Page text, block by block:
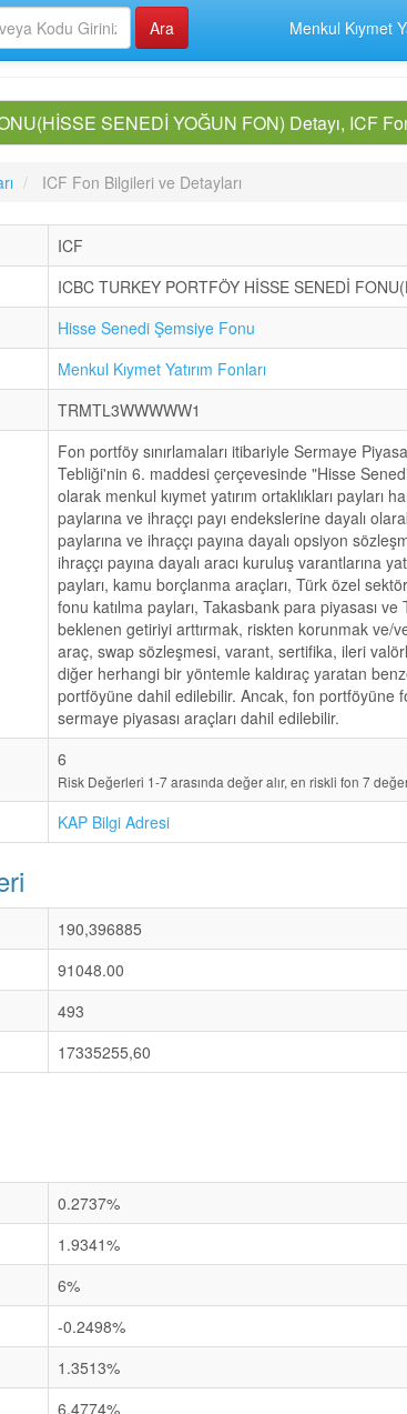
Menkul Kıymet
SENEDİ YOĞUN FON) Detayı, ICF
ICF Fon Bilgileri ve Detayları
ICF
ICBC TURKEY PORTFÖY HİSSE SENEDİ
Hisse Senedi Şemsiye Fonu
Menkul Kıymet Yatırım Fonları
TRMTL3WWWWW1
Fon portföy sınırlamaları itibariyle Sermaye
Tebliği'nin 6. maddesi çerçevesinde "Hisse
olarak menkul kıymet yatırım ortaklıkları payları
paylarına ve ihraççı payı endekslerine dayalı
paylarına ve ihraççı payına dayalı opsiyon
ihraççı payına dayalı aracı kuruluş varantlarına
payları, kamu borçlanma araçları, Türk özel
fonu katılma payları, Takasbank para piyasası
beklenen getiriyi arttırmak, riskten korunmak ve/
araç, swap sözleşmesi, varant, sertifika, ileri
diğer herhangi bir yöntemle kaldıraç yaratan
portföyüne dahil edilebilir. Ancak, fon portföyüne
sermaye piyasası araçları dahil edilebilir.
6
Risk Değerleri 1-7 arasında değer alır, en riskli fon 7
KAP Bilgi Adresi
190,396885
91048.00
493
17335255,60
0.2737%
1.9341%
6%
-0.2498%
1.3513%
6.4774%